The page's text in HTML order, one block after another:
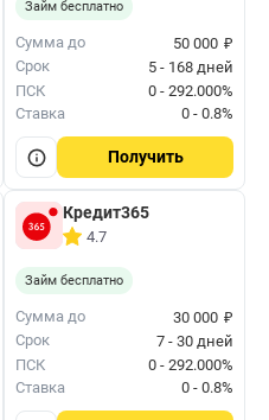
Займ бесплатно
Сумма до 50 000 ₽
Срок
5 - 168 дней
ПСК
0 - 292.000%
Ставка
0 - 0.8%
Получить
Кредит365
4.7
Займ бесплатно
Сумма до 30 000 ₽
Срок
7 - 30 дней
ПСК
0 - 292.000%
Ставка
0 - 0.8%